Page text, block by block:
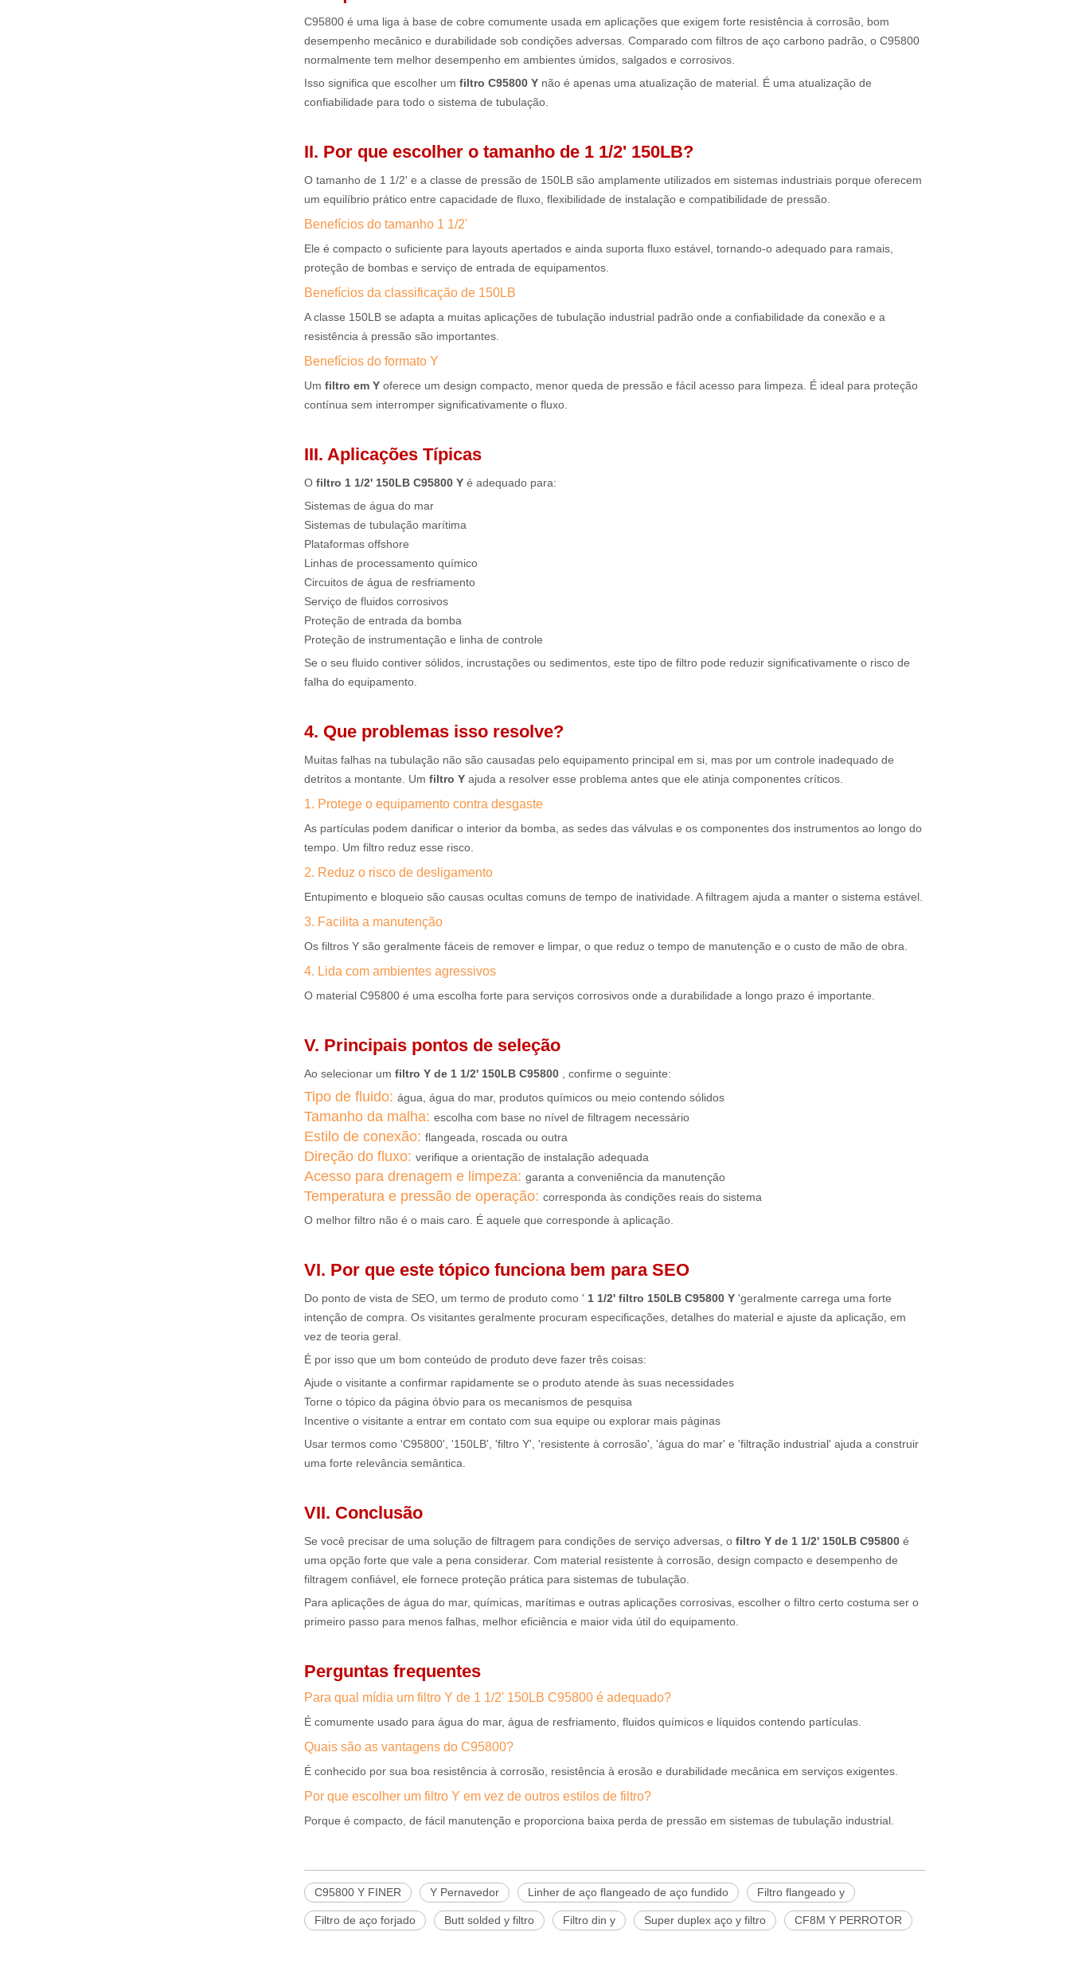
C95800 é uma liga à base de cobre comumente usada em aplicações que exigem forte resistência à corrosão, bom
desempenho mecânico e durabilidade sob condições adversas. Comparado com filtros de aço carbono padrão, o C95800
normalmente tem melhor desempenho em ambientes úmidos, salgados e corrosivos.
Isso significa que escolher um filtro C95800 Y não é apenas uma atualização de material. É uma atualização de
confiabilidade para todo o sistema de tubulação.
II. Por que escolher o tamanho de 1 1/2' 150LB?
O tamanho de 1 1/2' e a classe de pressão de 150LB são amplamente utilizados em sistemas industriais porque oferecem
um equilíbrio prático entre capacidade de fluxo, flexibilidade de instalação e compatibilidade de pressão.
Benefícios do tamanho 1 1/2'
Ele é compacto o suficiente para layouts apertados e ainda suporta fluxo estável, tornando-o adequado para ramais,
proteção de bombas e serviço de entrada de equipamentos.
Benefícios da classificação de 150LB
A classe 150LB se adapta a muitas aplicações de tubulação industrial padrão onde a confiabilidade da conexão e a
resistência à pressão são importantes.
Benefícios do formato Y
Um filtro em Y oferece um design compacto, menor queda de pressão e fácil acesso para limpeza. É ideal para proteção
contínua sem interromper significativamente o fluxo.
III. Aplicações Típicas
O filtro 1 1/2' 150LB C95800 Y é adequado para:
Sistemas de água do mar
Sistemas de tubulação marítima
Plataformas offshore
Linhas de processamento químico
Circuitos de água de resfriamento
Serviço de fluidos corrosivos
Proteção de entrada da bomba
Proteção de instrumentação e linha de controle
Se o seu fluido contiver sólidos, incrustações ou sedimentos, este tipo de filtro pode reduzir significativamente o risco de
falha do equipamento.
4. Que problemas isso resolve?
Muitas falhas na tubulação não são causadas pelo equipamento principal em si, mas por um controle inadequado de
detritos a montante. Um filtro Y ajuda a resolver esse problema antes que ele atinja componentes críticos.
1. Protege o equipamento contra desgaste
As partículas podem danificar o interior da bomba, as sedes das válvulas e os componentes dos instrumentos ao longo do
tempo. Um filtro reduz esse risco.
2. Reduz o risco de desligamento
Entupimento e bloqueio são causas ocultas comuns de tempo de inatividade. A filtragem ajuda a manter o sistema estável.
3. Facilita a manutenção
Os filtros Y são geralmente fáceis de remover e limpar, o que reduz o tempo de manutenção e o custo de mão de obra.
4. Lida com ambientes agressivos
O material C95800 é uma escolha forte para serviços corrosivos onde a durabilidade a longo prazo é importante.
V. Principais pontos de seleção
Ao selecionar um filtro Y de 1 1/2' 150LB C95800 , confirme o seguinte:
Tipo de fluido: água, água do mar, produtos químicos ou meio contendo sólidos
Tamanho da malha: escolha com base no nível de filtragem necessário
Estilo de conexão: flangeada, roscada ou outra
Direção do fluxo: verifique a orientação de instalação adequada
Acesso para drenagem e limpeza: garanta a conveniência da manutenção
Temperatura e pressão de operação: corresponda às condições reais do sistema
O melhor filtro não é o mais caro. É aquele que corresponde à aplicação.
VI. Por que este tópico funciona bem para SEO
Do ponto de vista de SEO, um termo de produto como ' 1 1/2' filtro 150LB C95800 Y 'geralmente carrega uma forte
intenção de compra. Os visitantes geralmente procuram especificações, detalhes do material e ajuste da aplicação, em
vez de teoria geral.
É por isso que um bom conteúdo de produto deve fazer três coisas:
Ajude o visitante a confirmar rapidamente se o produto atende às suas necessidades
Torne o tópico da página óbvio para os mecanismos de pesquisa
Incentive o visitante a entrar em contato com sua equipe ou explorar mais páginas
Usar termos como 'C95800', '150LB', 'filtro Y', 'resistente à corrosão', 'água do mar' e 'filtração industrial' ajuda a construir
uma forte relevância semântica.
VII. Conclusão
Se você precisar de uma solução de filtragem para condições de serviço adversas, o filtro Y de 1 1/2' 150LB C95800 é
uma opção forte que vale a pena considerar. Com material resistente à corrosão, design compacto e desempenho de
filtragem confiável, ele fornece proteção prática para sistemas de tubulação.
Para aplicações de água do mar, químicas, marítimas e outras aplicações corrosivas, escolher o filtro certo costuma ser o
primeiro passo para menos falhas, melhor eficiência e maior vida útil do equipamento.
Perguntas frequentes
Para qual mídia um filtro Y de 1 1/2' 150LB C95800 é adequado?
É comumente usado para água do mar, água de resfriamento, fluidos químicos e líquidos contendo partículas.
Quais são as vantagens do C95800?
É conhecido por sua boa resistência à corrosão, resistência à erosão e durabilidade mecânica em serviços exigentes.
Por que escolher um filtro Y em vez de outros estilos de filtro?
Porque é compacto, de fácil manutenção e proporciona baixa perda de pressão em sistemas de tubulação industrial.
C95800 Y FINER Y Pernavedor Linher de aço flangeado de aço fundido Filtro flangeado y
Filtro de aço forjado Butt solded y filtro Filtro din y Super duplex aço y filtro CF8M Y PERROTOR